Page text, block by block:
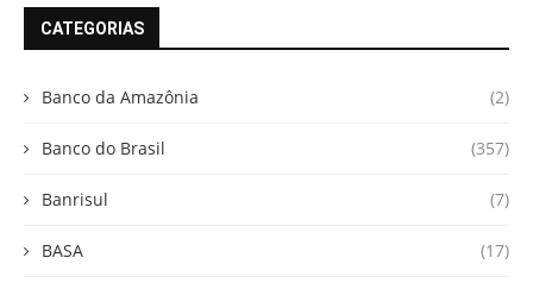
CATEGORIAS
Banco da Amazônia (2)
Banco do Brasil (357)
Banrisul (7)
BASA (17)